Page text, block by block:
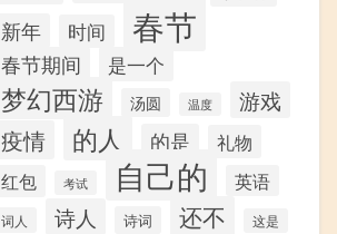
新年 时间 春节
春节期间 是一个
梦幻西游 汤圆 温度 游戏
疫情 的人 的是 礼物
红包 考试 自己的 英语
词人 诗人 诗词 还不 这是